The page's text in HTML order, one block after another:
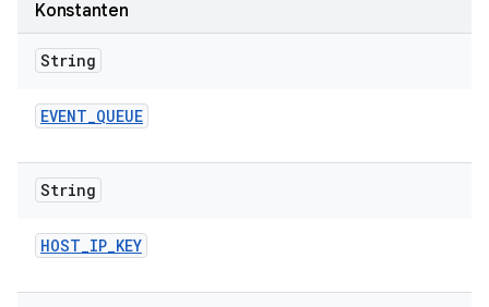
Konstanten
String
EVENT_QUEUE
String
HOST_IP_KEY